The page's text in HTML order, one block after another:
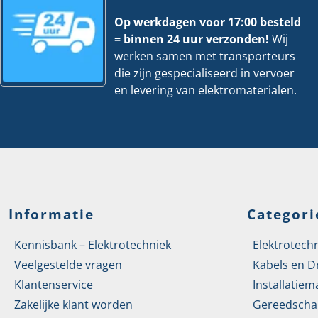
Uitgerust met
Geen
Uitvoering deksel
Blinddeksel
Verzegelbaar
Nee
Ovaal
Food Contact Material
Nee
Nee
Op werkdagen voor 17:00 besteld
= binnen 24 uur verzonden! Wij
werken samen met transporteurs
die zijn gespecialiseerd in vervoer
en levering van elektromaterialen.
Informatie
Kennisbank – Elektrotechniek
Veelgestelde vragen
Klantenservice
Zakelijke klant worden
Kabels en